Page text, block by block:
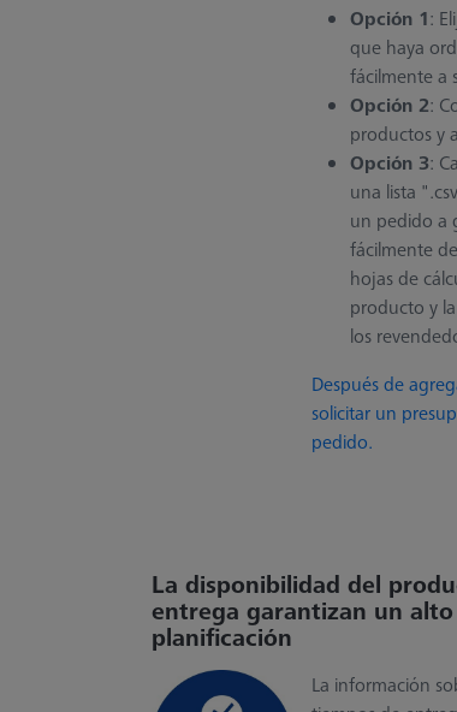
Opción 1:
que haya
fácilmente a
Opción 2:
productos y
Opción 3:
una lista
un pedido a
fácilmente
hojas de
producto y
los
Después de
solicitar un
pedido.
La disponibilidad del
entrega garantizan un
planificación
La información